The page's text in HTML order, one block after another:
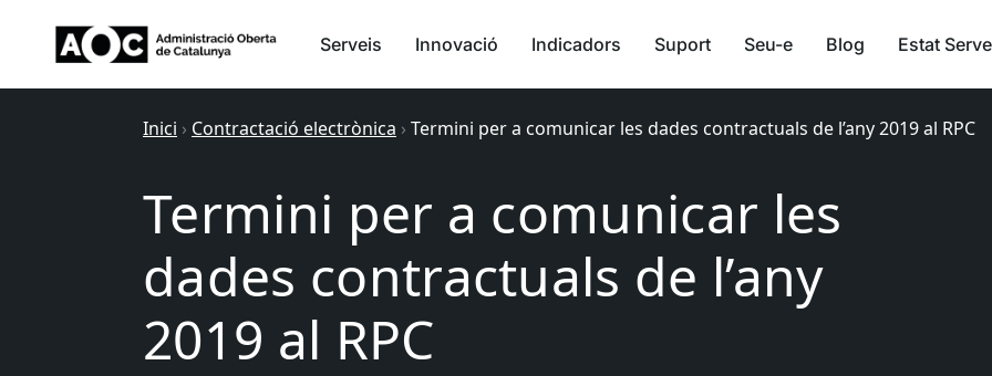
Serveis Innovació Indicadors Suport Seu-e Blog Estat
Inici › Contractació electrònica › Termini per a comunicar les dades contractuals de l’any 2019 al RPC
Termini per a comunicar les
dades contractuals de l’any
2019 al RPC